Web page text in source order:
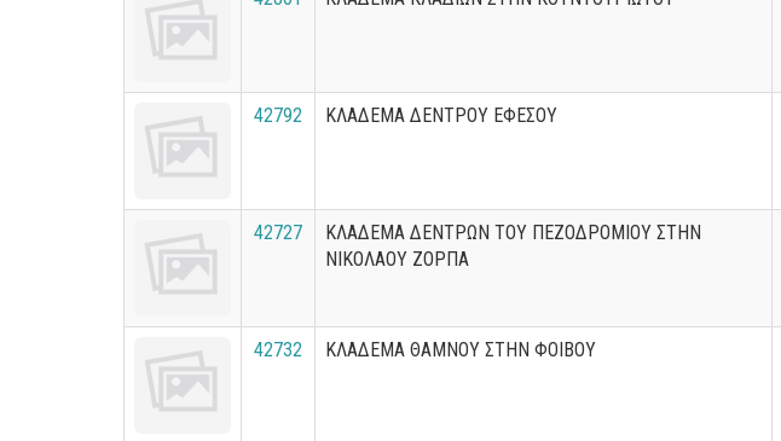
42792 ΚΛΑΔΕΜΑ ΔΕΝΤΡΟΥ ΕΦΕΣΟΥ
42727
ΚΛΑΔΕΜΑ ΔΕΝΤΡΩΝ ΤΟΥ ΠΕΖΟΔΡΟΜΙΟΥ ΣΤΗΝ
ΝΙΚΟΛΑΟΥ ΖΟΡΠΑ
42732 ΚΛΑΔΕΜΑ ΘΑΜΝΟΥ ΣΤΗΝ ΦΟΙΒΟΥ